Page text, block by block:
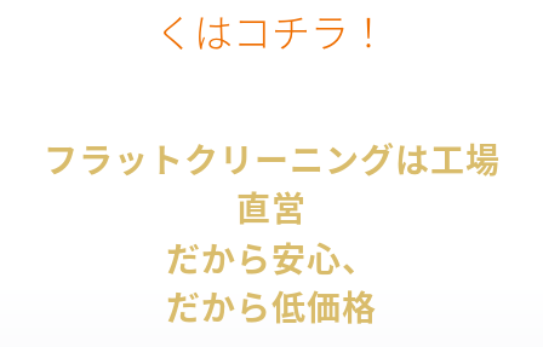
くはコチラ！
フラットクリーニングは工場
直営
だから安心、
だから低価格